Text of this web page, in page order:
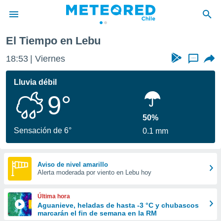
de
por
se
calidad.
a este
las
y
digital
basada
El Tiempo en Lebu
18:53 Viernes ...
Lluvia débil
9°
Sensación de 6°
50%
0.1 mm
Aviso de nivel amarillo
Alerta moderada por viento en Lebu hoy
Última hora
Aguanieve, heladas de hasta -3 °C y chubascos
marcarán el fin de semana en la RM